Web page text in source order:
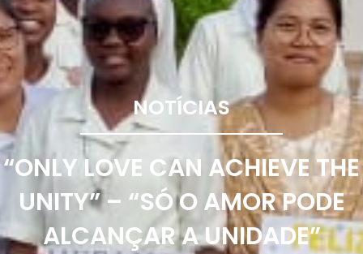
NOTÍCIAS
“ONLY LOVE CAN ACHIEVE THE
UNITY” – “SÓ O AMOR PODE
ALCANÇAR A UNIDADE”